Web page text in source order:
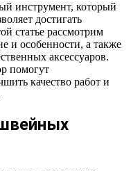
инструмент, который
достигать
статье рассмотрим
и особенности, а также
аксессуаров.
помогут
качество работ и